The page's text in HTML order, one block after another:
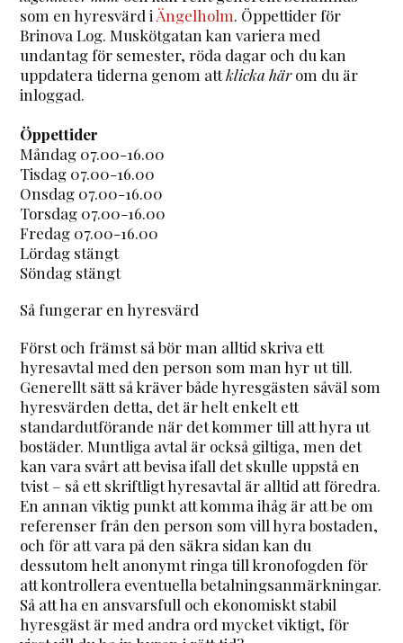
som en hyresvärd i Ängelholm. Öppettider för
Brinova Log. Muskötgatan kan variera med
undantag för semester, röda dagar och du kan
uppdatera tiderna genom attklicka härom du är
inloggad.
Öppettider
Måndag 07.00-16.00
Tisdag 07.00-16.00
Onsdag 07.00-16.00
Torsdag 07.00-16.00
Fredag 07.00-16.00
Lördag stängt
Söndag stängt
Så fungerar en hyresvärd
Först och främst så bör man alltid skriva ett
hyresavtal med den person som man hyr ut till.
Generellt sätt så kräver både hyresgästen såväl som
hyresvärden detta, det är helt enkelt ett
standardutförande när det kommer till att hyra ut
bostäder. Muntliga avtal är också giltiga, men det
kan vara svårt att bevisa ifall det skulle uppstå en
tvist – så ett skriftligt hyresavtal är alltid att föredra.
En annan viktig punkt att komma ihåg är att be om
referenser från den person som vill hyra bostaden,
och för att vara på den säkra sidan kan du
dessutom helt anonymt ringa till kronofogden för
att kontrollera eventuella betalningsanmärkningar.
Så att ha en ansvarsfull och ekonomiskt stabil
hyresgäst är med andra ord mycket viktigt, för